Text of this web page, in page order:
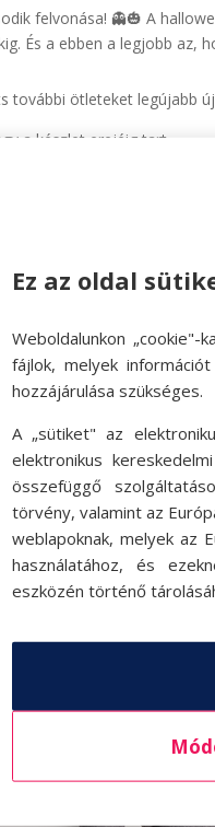
felvonása! 👻🎃 A
És a ebben a legjobb az,
további ötleteket legújabb
a készlet erejéig tart.
és elérhetőségük
Ez az oldal
Weboldalunkon „cookie"-
fájlok, melyek
hozzájárulása szükséges.
A „sütiket" az
elektronikus
összefüggő
törvény, valamint az
weblapoknak, melyek az
használatához, és
eszközén történő